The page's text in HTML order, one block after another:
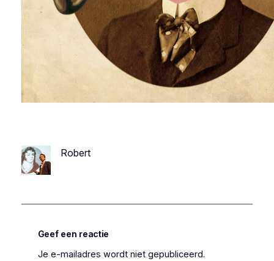
Robert
Geef een reactie
Je e-mailadres wordt niet gepubliceerd.